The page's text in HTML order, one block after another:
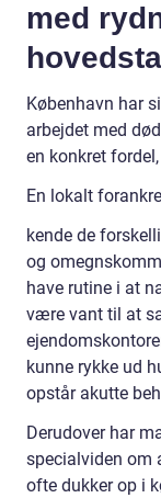
med
København har
arbejdet med
en konkret
En lokalt
kende de
og
have rutine i at
være vant til at
kunne rykke ud
opstår akutte
Derudover har
specialviden om
ofte dukker op i